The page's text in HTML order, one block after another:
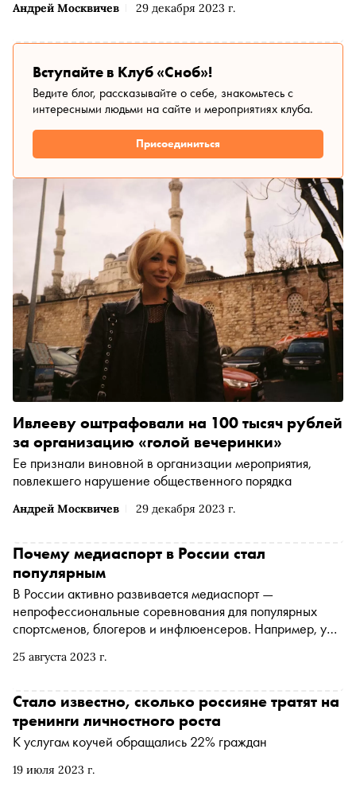
Андрей Москвичев 29 декабря 2023 г.
Вступайте в Клуб «Сноб»!
Ведите блог, рассказывайте о себе, знакомьтесь с
интересными людьми на сайте и мероприятиях клуба.
Присоединиться
Андрей Москвичев 29 декабря 2023 г.
Ивлееву оштрафовали на 100 тысяч рублей
за организацию «голой вечеринки»
Ее признали виновной в организации мероприятия,
повлекшего нарушение общественного порядка
25 августа 2023 г.
Почему медиаспорт в России стал
популярным
В России активно развивается медиаспорт —
непрофессиональные соревнования для популярных
спортсменов, блогеров и инфлюенсеров. Например, у
соцсетях, а на их матчи ходят тысячи человек — больше,
единственный в стране вид спорта с приставкой «медиа»
— есть медиабаскетбол, а недавно появился еще и
медиагольф. Их развитием занимается компания
«Медиаспорт». «Сноб» поговорил с одним из
основателей компании Филом Кострубовым
19 июля 2023 г.
Стало известно, сколько россияне тратят на
тренинги личностного роста
К услугам коучей обращались 22% граждан